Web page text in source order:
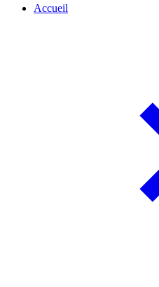
Accueil